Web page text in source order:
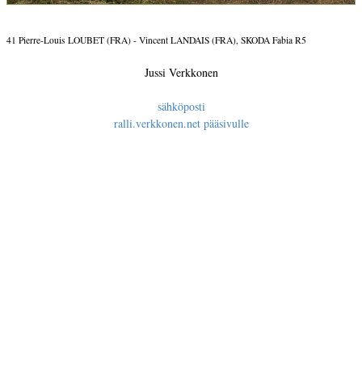
41 Pierre-Louis LOUBET (FRA) - Vincent LANDAIS (FRA), SKODA Fabia R5
Jussi Verkkonen
sähköposti
ralli.verkkonen.net pääsivulle